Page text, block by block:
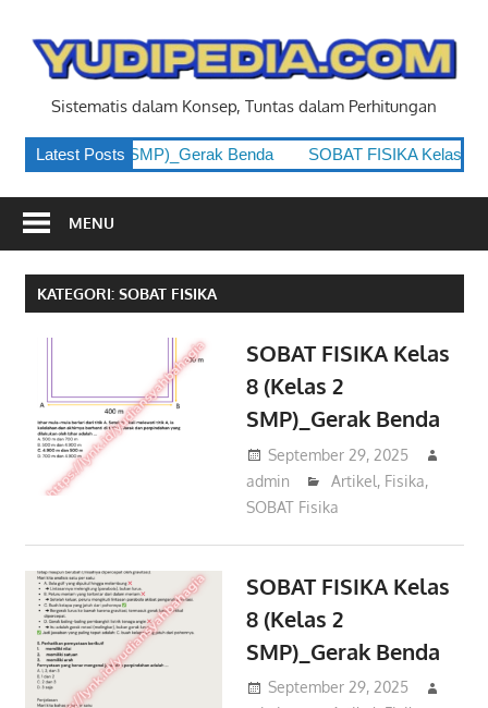
content
Sistematis dalam Konsep, Tuntas dalam Perhitungan
Latest Posts
8 (Kelas 2 SMP)_Gerak Benda SOBAT FISIKA Kelas 8
MENU
KATEGORI: SOBAT FISIKA
SOBAT FISIKA Kelas
8 (Kelas 2
SMP)_Gerak Benda
September 29, 2025
admin
Artikel, Fisika,
SOBAT Fisika
SOBAT FISIKA Kelas
8 (Kelas 2
SMP)_Gerak Benda
September 29, 2025